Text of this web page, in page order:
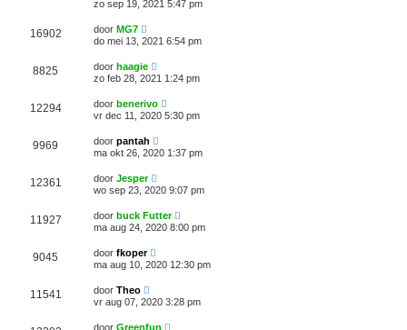
zo sep 19, 2021 5:47 pm
16902 door MG7
do mei 13, 2021 6:54 pm
8825 door haagie
zo feb 28, 2021 1:24 pm
12294 door benerivo
vr dec 11, 2020 5:30 pm
9969 door pantah
ma okt 26, 2020 1:37 pm
12361 door Jesper
wo sep 23, 2020 9:07 pm
11927 door buck Futter
ma aug 24, 2020 8:00 pm
9045 door fkoper
ma aug 10, 2020 12:30 pm
11541 door Theo
vr aug 07, 2020 3:28 pm
door Greenfun